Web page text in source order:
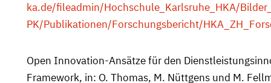
ka.de/fileadmin/Hochschule_Karlsruhe_HKA/
PK/Publikationen/Forschungsbericht/
Open Innovation-Ansätze für den
Framework, in: O. Thomas, M. Nüttgens und M.